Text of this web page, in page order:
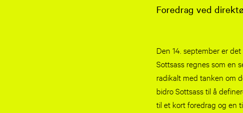
Foredrag ved
Den 14. september er
Sottsass regnes som en
radikalt med tanken om
bidro Sottsass til å
til et kort foredrag og en